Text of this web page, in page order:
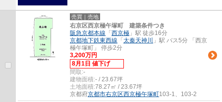
売買｜売地
右京区西京極午塚町 建築条件つき
阪急京都本線 「 西京極 」駅 徒歩16分
京都地下鉄東西線 「 太秦天神川
」駅 バス5分 「西京
極午塚町」 停歩2分
3,200万円
8月1日 値下げ
間取:-
建物面積:- / 23.67坪
土地面積:78.27㎡ / 23.67坪
京都府京都市右京区西京極午塚町103-1、103-2